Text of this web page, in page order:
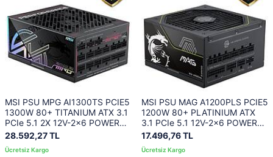
MSI PSU MPG AI1300TS PCIE5
1300W 80+ TITANIUM ATX 3.1
PCIe 5.1 2X 12V-2x6 POWER
SUPPLY
28.592,27 TL
MSI PSU MAG A1200PLS PCIE5
1200W 80+ PLATINIUM ATX
3.1 PCIe 5.1 12V-2x6 POWER
SUPPLY
17.496,76 TL